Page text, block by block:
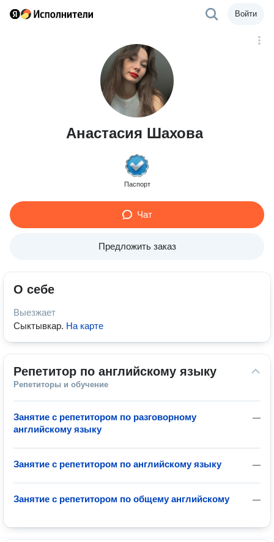
Войти
Анастасия Шахова
Паспорт
Чат
Предложить заказ
О себе
Выезжает
Сыктывкар. На карте
Репетитор по английскому языку
Репетиторы и обучение
—
Занятие с репетитором по разговорному
английскому языку
—
Занятие с репетитором по английскому языку
—
Занятие с репетитором по общему английскому